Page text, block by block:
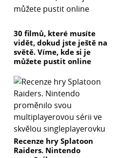
30 filmů, které musíte
vidět, dokud jste ještě na
světě. Víme, kde si je
můžete pustit online
Recenze hry Splatoon
Raiders. Nintendo